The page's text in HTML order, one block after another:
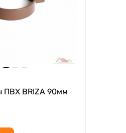
ПВХ BRIZA 90мм